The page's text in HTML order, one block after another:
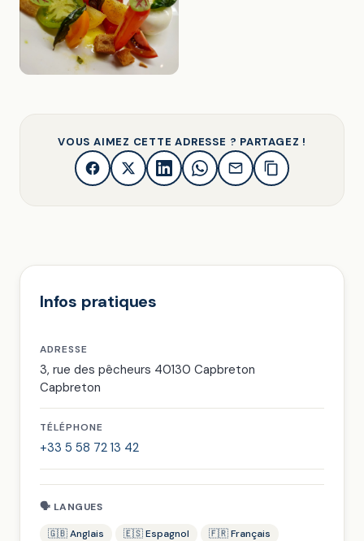
VOUS AIMEZ CETTE ADRESSE ? PARTAGEZ !
Infos pratiques
ADRESSE
3, rue des pêcheurs 40130 Capbreton
Capbreton
TÉLÉPHONE
+33 5 58 72 13 42
🗣 LANGUES
🇬🇧 Anglais 🇪🇸 Espagnol 🇫🇷 Français